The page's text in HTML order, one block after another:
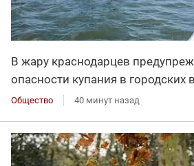
В жару краснодарцев
опасности купания в городских
Общество 40 минут назад